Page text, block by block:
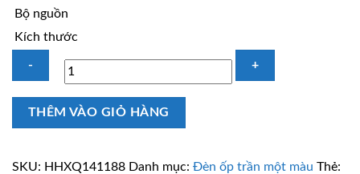
Bộ nguồn
Kích thước
Đèn
ốp
THÊM VÀO GIỎ HÀNG
SKU: HHXQ141188 Danh mục: Đèn ốp trần một màu Thẻ: